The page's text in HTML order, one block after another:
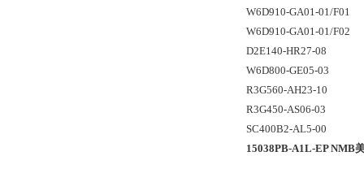
W6D910-GA01-01/F01
W6D910-GA01-01/F02
D2E140-HR27-08
W6D800-GE05-03
R3G560-AH23-10
R3G450-AS06-03
SC400B2-AL5-00
15038PB-A1L-EP NMB